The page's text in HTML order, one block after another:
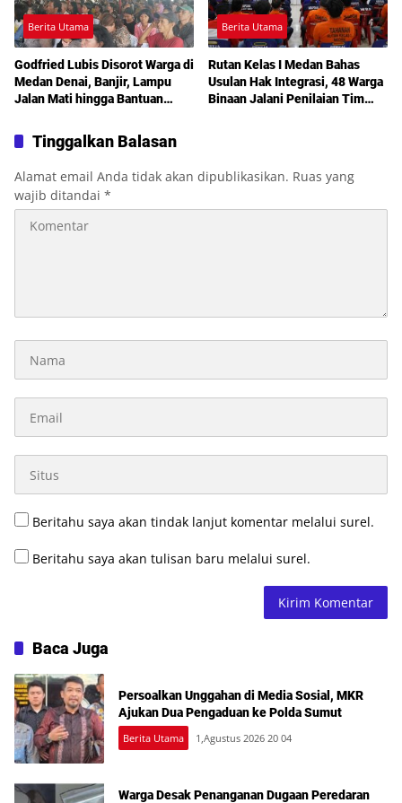
Berita Utama
Godfried Lubis Disorot Warga di
Medan Denai, Banjir, Lampu
Jalan Mati hingga Bantuan
Sosperda Kemiskinan
Berita Utama
Rutan Kelas I Medan Bahas
Usulan Hak Integrasi, 48 Warga
Binaan Jalani Penilaian Tim
Tinggalkan Balasan
Alamat email Anda tidak akan dipublikasikan. Ruas yang
wajib ditandai *
Beritahu saya akan tindak lanjut komentar melalui surel.
Beritahu saya akan tulisan baru melalui surel.
Baca Juga
Persoalkan Unggahan di Media Sosial, MKR
Ajukan Dua Pengaduan ke Polda Sumut
Berita Utama 1,Agustus 2026 20 04
Warga Desak Penanganan Dugaan Peredaran